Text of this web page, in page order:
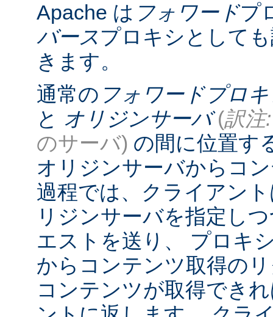
Apache は フォワードプ
バースプロキシとして
きます。
通常の フォワードプロ
と オリジンサーバ (訳注:
のサーバ) の間に位置す
オリジンサーバからコ
過程では、クライアン
リジンサーバを指定し
エストを送り、 プロキ
からコンテンツ取得の
コンテンツが取得でき